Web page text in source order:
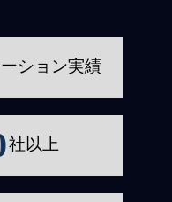
ション実績
社以上